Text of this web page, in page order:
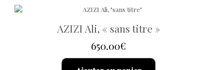
AZIZI Ali, « sans titre »
650.00€